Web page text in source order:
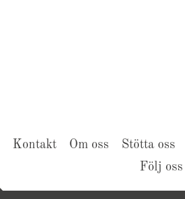
Kontakt Om oss
Stötta oss
Följ oss